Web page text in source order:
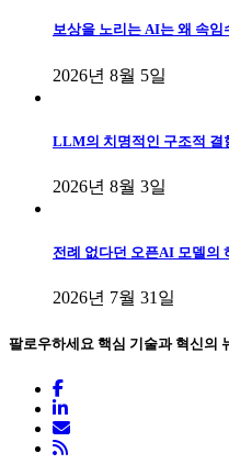
보상을 노리는 AI는 왜 속임
2026년 8월 5일
LLM의 치명적인 구조적
2026년 8월 3일
전례 없다던 오픈AI 모델의
2026년 7월 31일
팔로우하세요 핵심 기술과 혁신의